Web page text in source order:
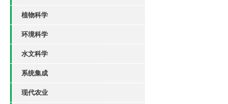
植物科学
环境科学
水文科学
系统集成
现代农业